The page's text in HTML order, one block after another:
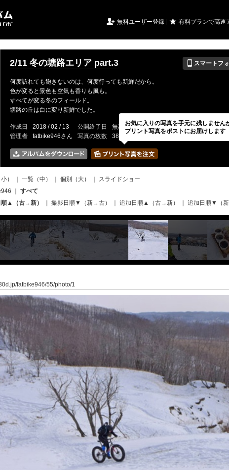
 無料ユーザー登録 ★ 有料プランで高速
2/11 冬の塘路エリア part.3 📱 スマートフ
何度訪れても飽きないのは、何度行っても新鮮だから。
色が変ると景色も空気も香りも風も。
すべてが変る冬のフィールド。
塘路の丘は白に変り新鮮でした。
作成日 2018 / 02 / 13 公開終了日 無期限 イベントの期間
---
管理者
fatbike946さん 写真の枚数 38 / 2000枚
） 一覧（中） 個別（大）
スライドショー
すべて
順▲（古→新）
撮影日順▼（新→古） 追加日順▲（古→新） 追加日順▼（新
fatbike946/55/photo/1
お気に入りの写真を手元に残しません
プリント写真をポストにお届けします